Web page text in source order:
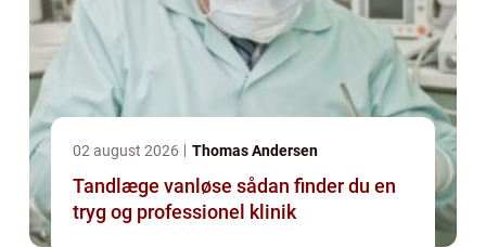
02 august 2026 Thomas Andersen
Tandlæge vanløse sådan finder du en
tryg og professionel klinik